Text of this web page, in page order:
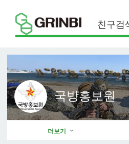
국방홍보원
더보기